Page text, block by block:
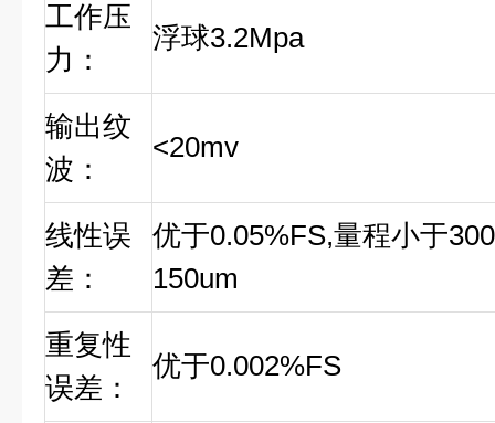
工作压
力：
浮球3.2Mpa
输出纹
波：
<20mv
线性误
差：
优于0.05%FS,量程小于
150um
重复性
误差：
优于0.002%FS